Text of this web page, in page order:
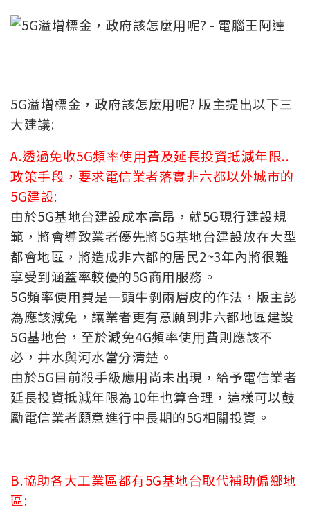
5G溢增標金，政府該怎麼用呢? 版主提出以下三
大建議:
A.透過免收5G頻率使用費及延長投資抵減年限..
政策手段，要求電信業者落實非六都以外城市的
5G建設:
由於5G基地台建設成本高昂，就5G現行建設規
範，將會導致業者優先將5G基地台建設放在大型
都會地區，將造成非六都的居民2~3年內將很難
享受到涵蓋率較優的5G商用服務。
5G頻率使用費是一頭牛剝兩層皮的作法，版主認
為應該減免，讓業者更有意願到非六都地區建設
5G基地台，至於減免4G頻率使用費則應該不
必，井水與河水當分清楚。
由於5G目前殺手級應用尚未出現，給予電信業者
延長投資抵減年限為10年也算合理，這樣可以鼓
勵電信業者願意進行中長期的5G相關投資。
B.協助各大工業區都有5G基地台取代補助偏鄉地
區: